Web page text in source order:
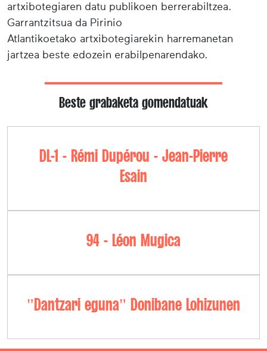
artxibotegiaren datu publikoen berrerabiltzea.
Garrantzitsua da Pirinio
Atlantikoetako artxibotegiarekin harremanetan
jartzea beste edozein erabilpenarendako.
Beste grabaketa gomendatuak
DL-1 - Rémi Dupérou - Jean-Pierre
Esain
94 - Léon Mugica
"Dantzari eguna" Donibane Lohizunen